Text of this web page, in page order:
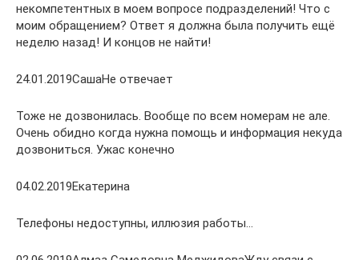
некомпетентных в моем вопросе подразделений! Что с
моим обращением? Ответ я должна была получить ещё
неделю назад! И концов не найти!
24.01.2019СашаНе отвечает
Тоже не дозвонилась. Вообще по всем номерам не але.
Очень обидно когда нужна помощь и информация некуда
дозвониться. Ужас конечно
04.02.2019Екатерина
Телефоны недоступны, иллюзия работы…